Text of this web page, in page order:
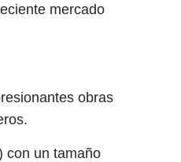
mercado
obras
con un tamaño